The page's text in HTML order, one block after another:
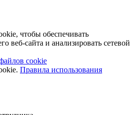
чтобы обеспечивать
веб-сайта и анализировать сетевой
cookie
Правила использования